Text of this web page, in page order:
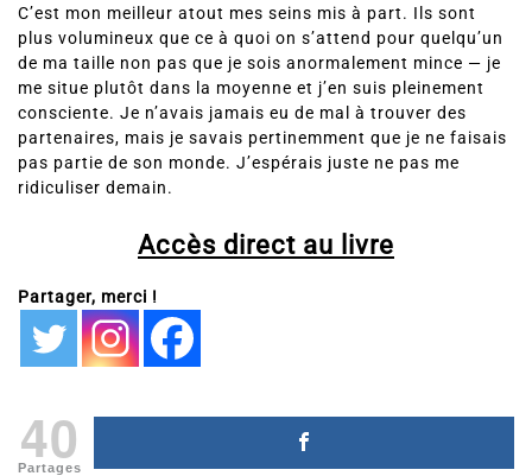
C’est mon meilleur atout mes seins mis à part. Ils sont
plus volumineux que ce à quoi on s’attend pour quelqu’un
de ma taille non pas que je sois anormalement mince — je
me situe plutôt dans la moyenne et j’en suis pleinement
consciente. Je n’avais jamais eu de mal à trouver des
partenaires, mais je savais pertinemment que je ne faisais
pas partie de son monde. J’espérais juste ne pas me
ridiculiser demain.
Accès direct au livre
Partager, merci !
40
Partages